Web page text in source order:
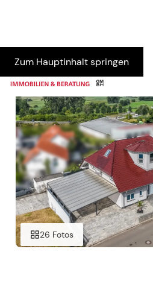
Zum Hauptinhalt springen
26 Fotos